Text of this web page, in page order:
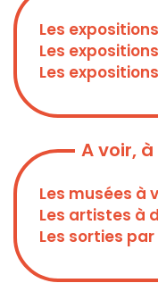
Les
Les
Les
A voir,
Les musées à
Les artistes à
Les sorties